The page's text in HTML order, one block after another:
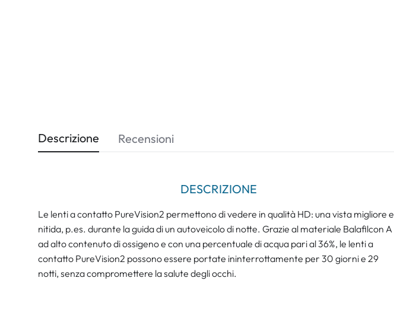
Descrizione
DESCRIZIONE
Le lenti a contatto PureVision2 permettono di vedere in qualità HD: una vista migliore e
nitida, p.es. durante la guida di un autoveicolo di notte. Grazie al materiale Balafilcon A
ad alto contenuto di ossigeno e con una percentuale di acqua pari al 36%, le lenti a
contatto PureVision2 possono essere portate ininterrottamente per 30 giorni e 29
notti, senza compromettere la salute degli occhi.
Recensioni